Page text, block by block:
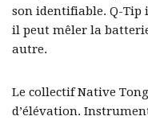
son identifiable. Q-Tip
il peut mêler la
autre.
Le collectif Native
d’élévation.